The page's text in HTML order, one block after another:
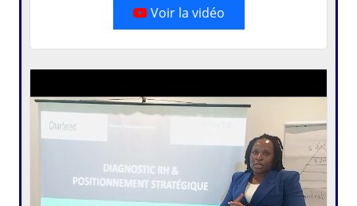
Voir la vidéo